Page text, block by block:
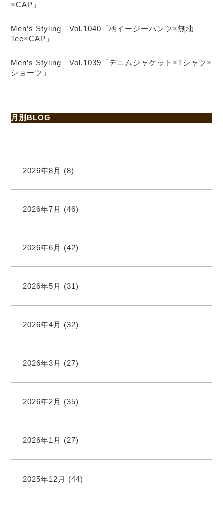
×CAP」
Men’s Styling Vol.1040「柄イージーパンツ×無地
Tee×CAP」
Men’s Styling Vol.1039「デニムジャケット×Tシャツ×
ショーツ」
月別BLOG
2026年8月 (8)
2026年7月 (46)
2026年6月 (42)
2026年5月 (31)
2026年4月 (32)
2026年3月 (27)
2026年2月 (35)
2026年1月 (27)
2025年12月 (44)